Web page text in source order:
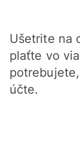
Ušetrite na
plaťte vo
účte.